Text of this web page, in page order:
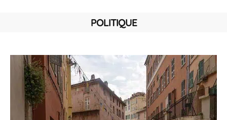
POLITIQUE